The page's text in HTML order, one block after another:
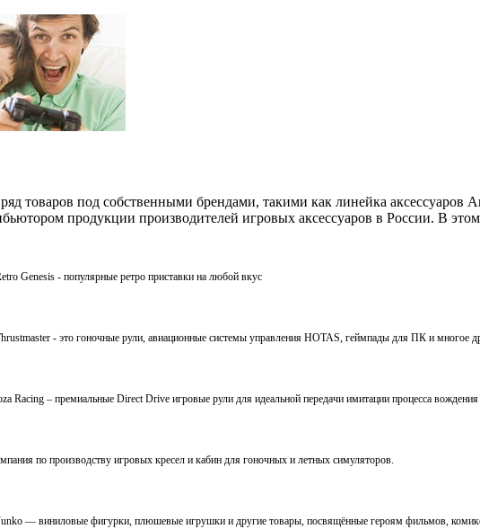
товаров под собственными брендами, такими как линейка аксессуаров
продукции производителей игровых аксессуаров в России. В
Genesis - популярные ретро приставки на любой вкус
- это гоночные рули, авиационные системы управления HOTAS, геймпады для ПК и многое
Racing – премиальные Direct Drive игровые рули для идеальной передачи имитации процесса
по производству игровых кресел и кабин для гоночных и летных симуляторов.
— виниловые фигурки, плюшевые игрушки и другие товары, посвящённые героям фильмов,